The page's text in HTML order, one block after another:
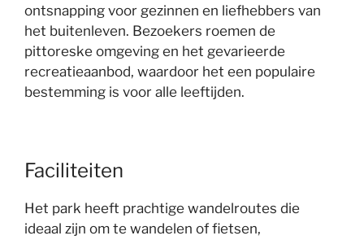
ontsnapping voor gezinnen en liefhebbers van
het buitenleven. Bezoekers roemen de
pittoreske omgeving en het gevarieerde
recreatieaanbod, waardoor het een populaire
bestemming is voor alle leeftijden.
Faciliteiten
Het park heeft prachtige wandelroutes die
ideaal zijn om te wandelen of fietsen,